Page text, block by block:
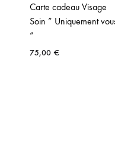
Carte cadeau Visage
Soin ” Uniquement
“
75,00 €